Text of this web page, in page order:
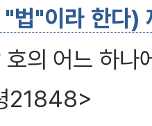
"법"이라 한다
의 어느 하
21848>